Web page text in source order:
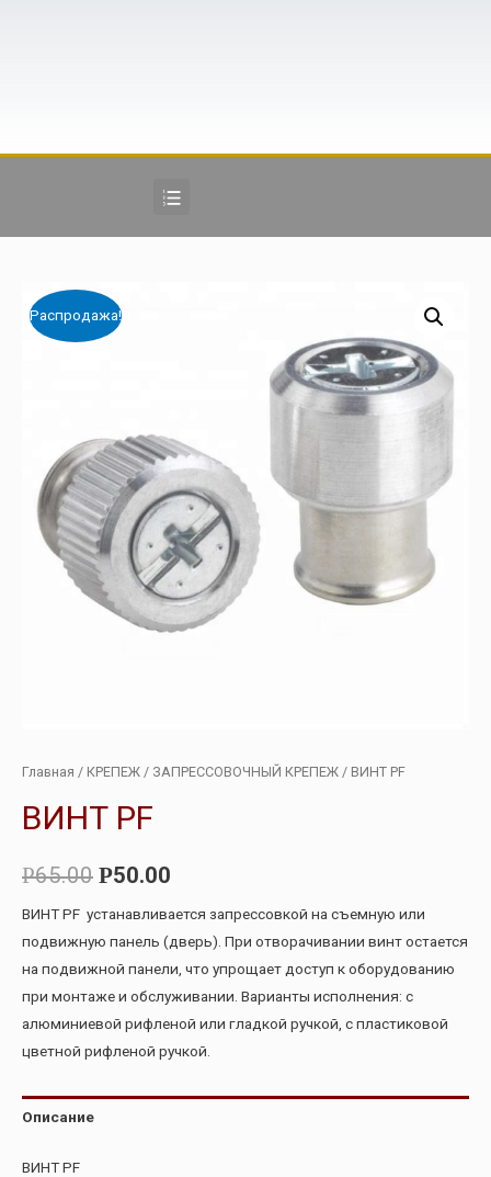
Распродажа!
Главная / КРЕПЕЖ / ЗАПРЕССОВОЧНЫЙ КРЕПЕЖ / ВИНТ PF
ВИНТ PF
Р65.00 Р50.00
ВИНТ PF устанавливается запрессовкой на съемную или
подвижную панель (дверь). При отворачивании винт остается
на подвижной панели, что упрощает доступ к оборудованию
при монтаже и обслуживании. Варианты исполнения: с
алюминиевой рифленой или гладкой ручкой, с пластиковой
цветной рифленой ручкой.
Описание
ВИНТ PF